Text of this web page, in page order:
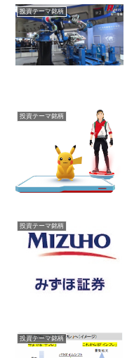
投資テーマ銘柄
投資テーマ銘柄
投資テーマ銘柄
投資テーマ銘柄